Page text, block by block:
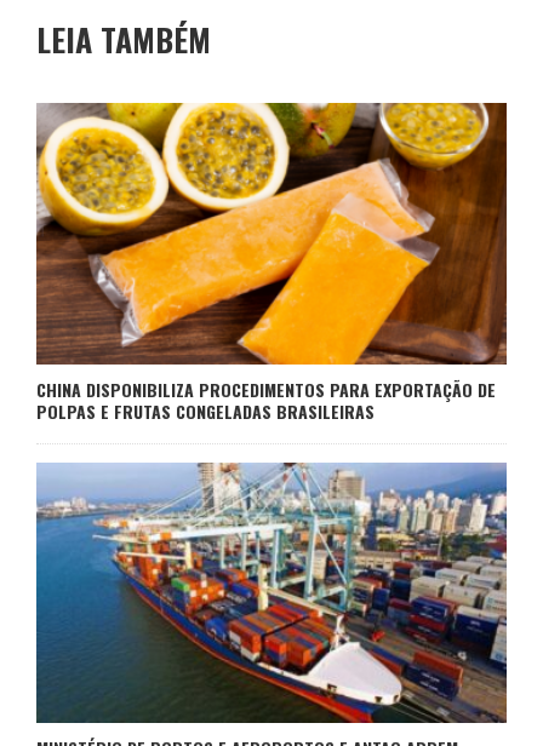
LEIA TAMBÉM
CHINA DISPONIBILIZA PROCEDIMENTOS PARA EXPORTAÇÃO DE
POLPAS E FRUTAS CONGELADAS BRASILEIRAS